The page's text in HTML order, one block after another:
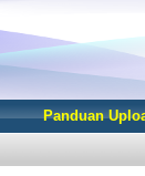
Panduan